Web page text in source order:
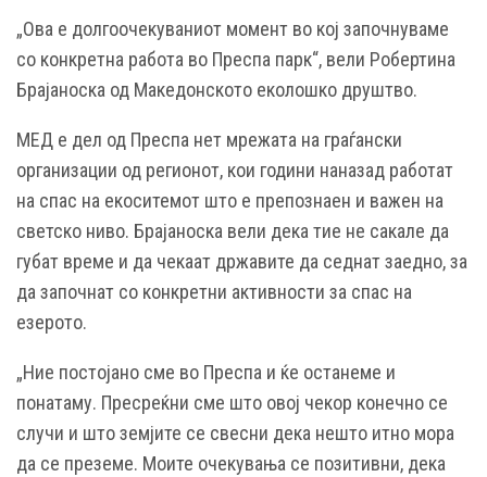
„Ова е долгоочекуваниот момент во кој започнуваме
со конкретна работа во Преспа парк“, вели Робертина
Брајаноска од Македонското еколошко друштво.
МЕД е дел од Преспа нет мрежата на граѓански
организации од регионот, кои години наназад работат
на спас на екоситемот што е препознаен и важен на
светско ниво. Брајаноска вели дека тие не сакале да
губат време и да чекаат државите да седнат заедно, за
да започнат со конкретни активности за спас на
езерото.
„Ние постојано сме во Преспа и ќе останеме и
понатаму. Пресреќни сме што овој чекор конечно се
случи и што земјите се свесни дека нешто итно мора
да се преземе. Моите очекувања се позитивни, дека